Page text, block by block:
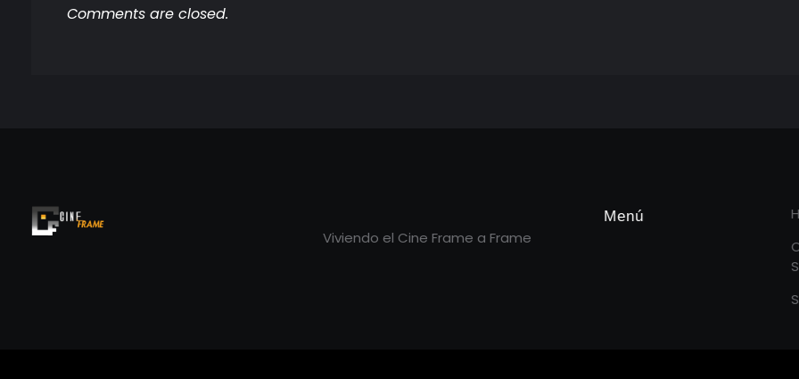
Comments are closed.
Viviendo el Cine Frame a Frame
Menú